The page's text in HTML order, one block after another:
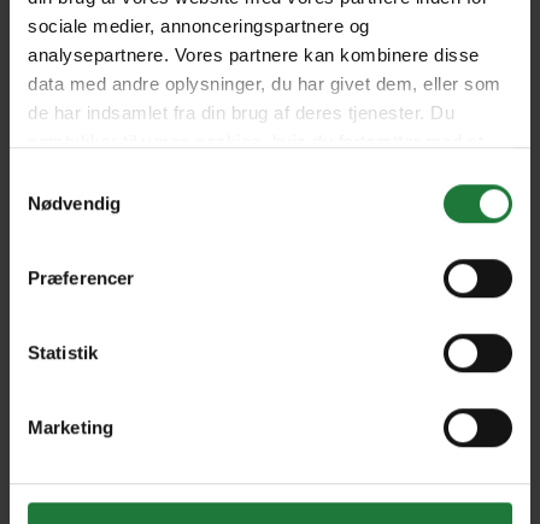
sociale medier, annonceringspartnere og
analysepartnere. Vores partnere kan kombinere disse
data med andre oplysninger, du har givet dem, eller som
de har indsamlet fra din brug af deres tjenester. Du
Nødvendig
Præferencer
Statistik
Marketing
Issue #23.3 2021 Annual Issue #23.2 2021
Issue #22.5 2020 Annual Issue #22.4 - 2020